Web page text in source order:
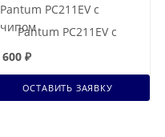
Pantum PC211EV с
чипом
600 ₽
ОСТАВИТЬ ЗАЯВКУ